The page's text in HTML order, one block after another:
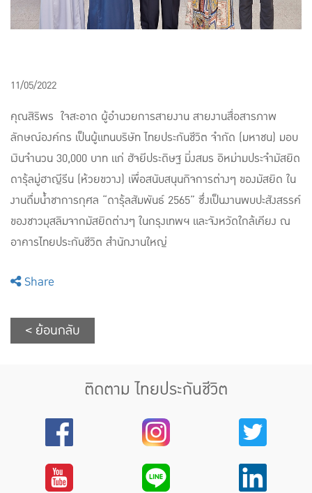
11/05/2022
คุณสิริพร ใจสะอาด ผู้อำนวยการสายงาน สายงานสื่อสารภาพ
ลักษณ์องค์กร เป็นผู้แทนบริษัท ไทยประกันชีวิต จำกัด (มหาชน) มอบ
เงินจำนวน 30,000 บาท แก่ ฮัจยีประดิษฐ มิ่งสมร อิหม่ามประจำมัสยิด
ดารุ้ลมู่ฮาญีรีน (ห้วยขวาง) เพื่อสนับสนุนกิจการต่างๆ ของมัสยิด ใน
งานดื่มน้ำชาการกุศล “ดารุ้ลสัมพันธ์ 2565” ซึ่งเป็นงานพบปะสังสรรค์
ของชาวมุสลิมจากมัสยิดต่างๆ ในกรุงเทพฯ และจังหวัดใกล้เคียง ณ
อาคารไทยประกันชีวิต สำนักงานใหญ่
Share
< ย้อนกลับ
ติดตาม ไทยประกันชีวิต